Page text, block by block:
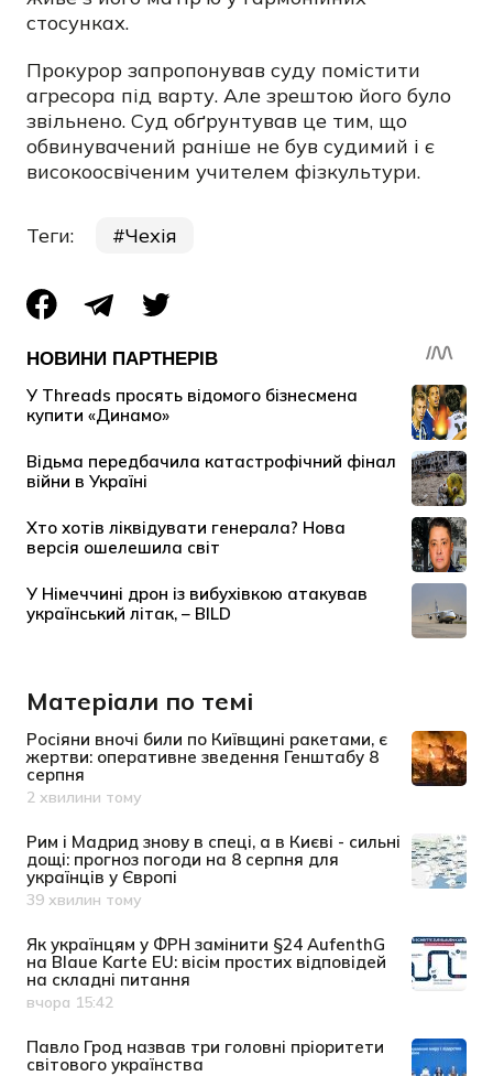
стосунках.
Прокурор запропонував суду помістити
агресора під варту. Але зрештою його було
звільнено. Суд обґрунтував це тим, що
обвинувачений раніше не був судимий і є
високоосвіченим учителем фізкультури.
Теги: Чехія
Матеріали по темі
Росіяни вночі били по Київщині ракетами, є
жертви: оперативне зведення Генштабу 8
серпня
Дата публікації
2 хвилини тому
Рим і Мадрид знову в спеці, а в Києві - сильні
дощі: прогноз погоди на 8 серпня для
українців у Європі
Дата публікації
39 хвилин тому
Як українцям у ФРН замінити §24 AufenthG
на Blaue Karte EU: вісім простих відповідей
на складні питання
Дата публікації
вчора 15:42
Павло Грод назвав три головні пріоритети
світового українства